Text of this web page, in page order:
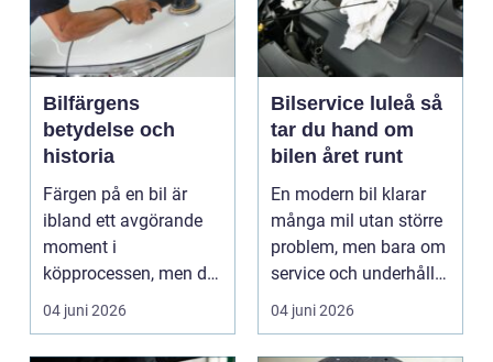
Bilfärgens
betydelse och
historia
Färgen på en bil är
ibland ett avgörande
moment i
köpprocessen, men det
ha...
04 juni 2026
Bilservice luleå så
tar du hand om
bilen året runt
En modern bil klarar
många mil utan större
problem, men bara om
service och underhåll
sköts i tid. I...
04 juni 2026